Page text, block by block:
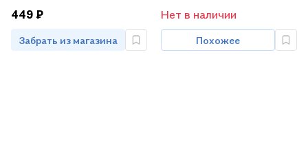
449 ₽
Забрать из магазина
Нет в наличии
Похожее